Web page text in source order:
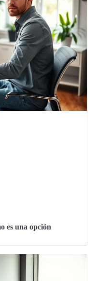
es una opción